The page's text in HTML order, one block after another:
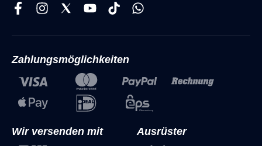
Zahlungsmöglichkeiten
Wir versenden mit Ausrüster